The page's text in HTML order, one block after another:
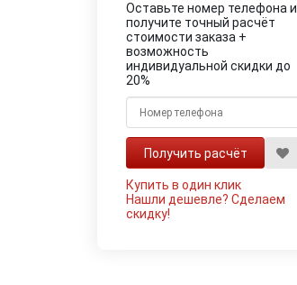
Оставьте номер телефона и
получите точный расчёт
стоимости заказа +
возможность
индивидуальной скидки до
20%
Купить в один клик
Нашли дешевле?Сделаем
скидку!